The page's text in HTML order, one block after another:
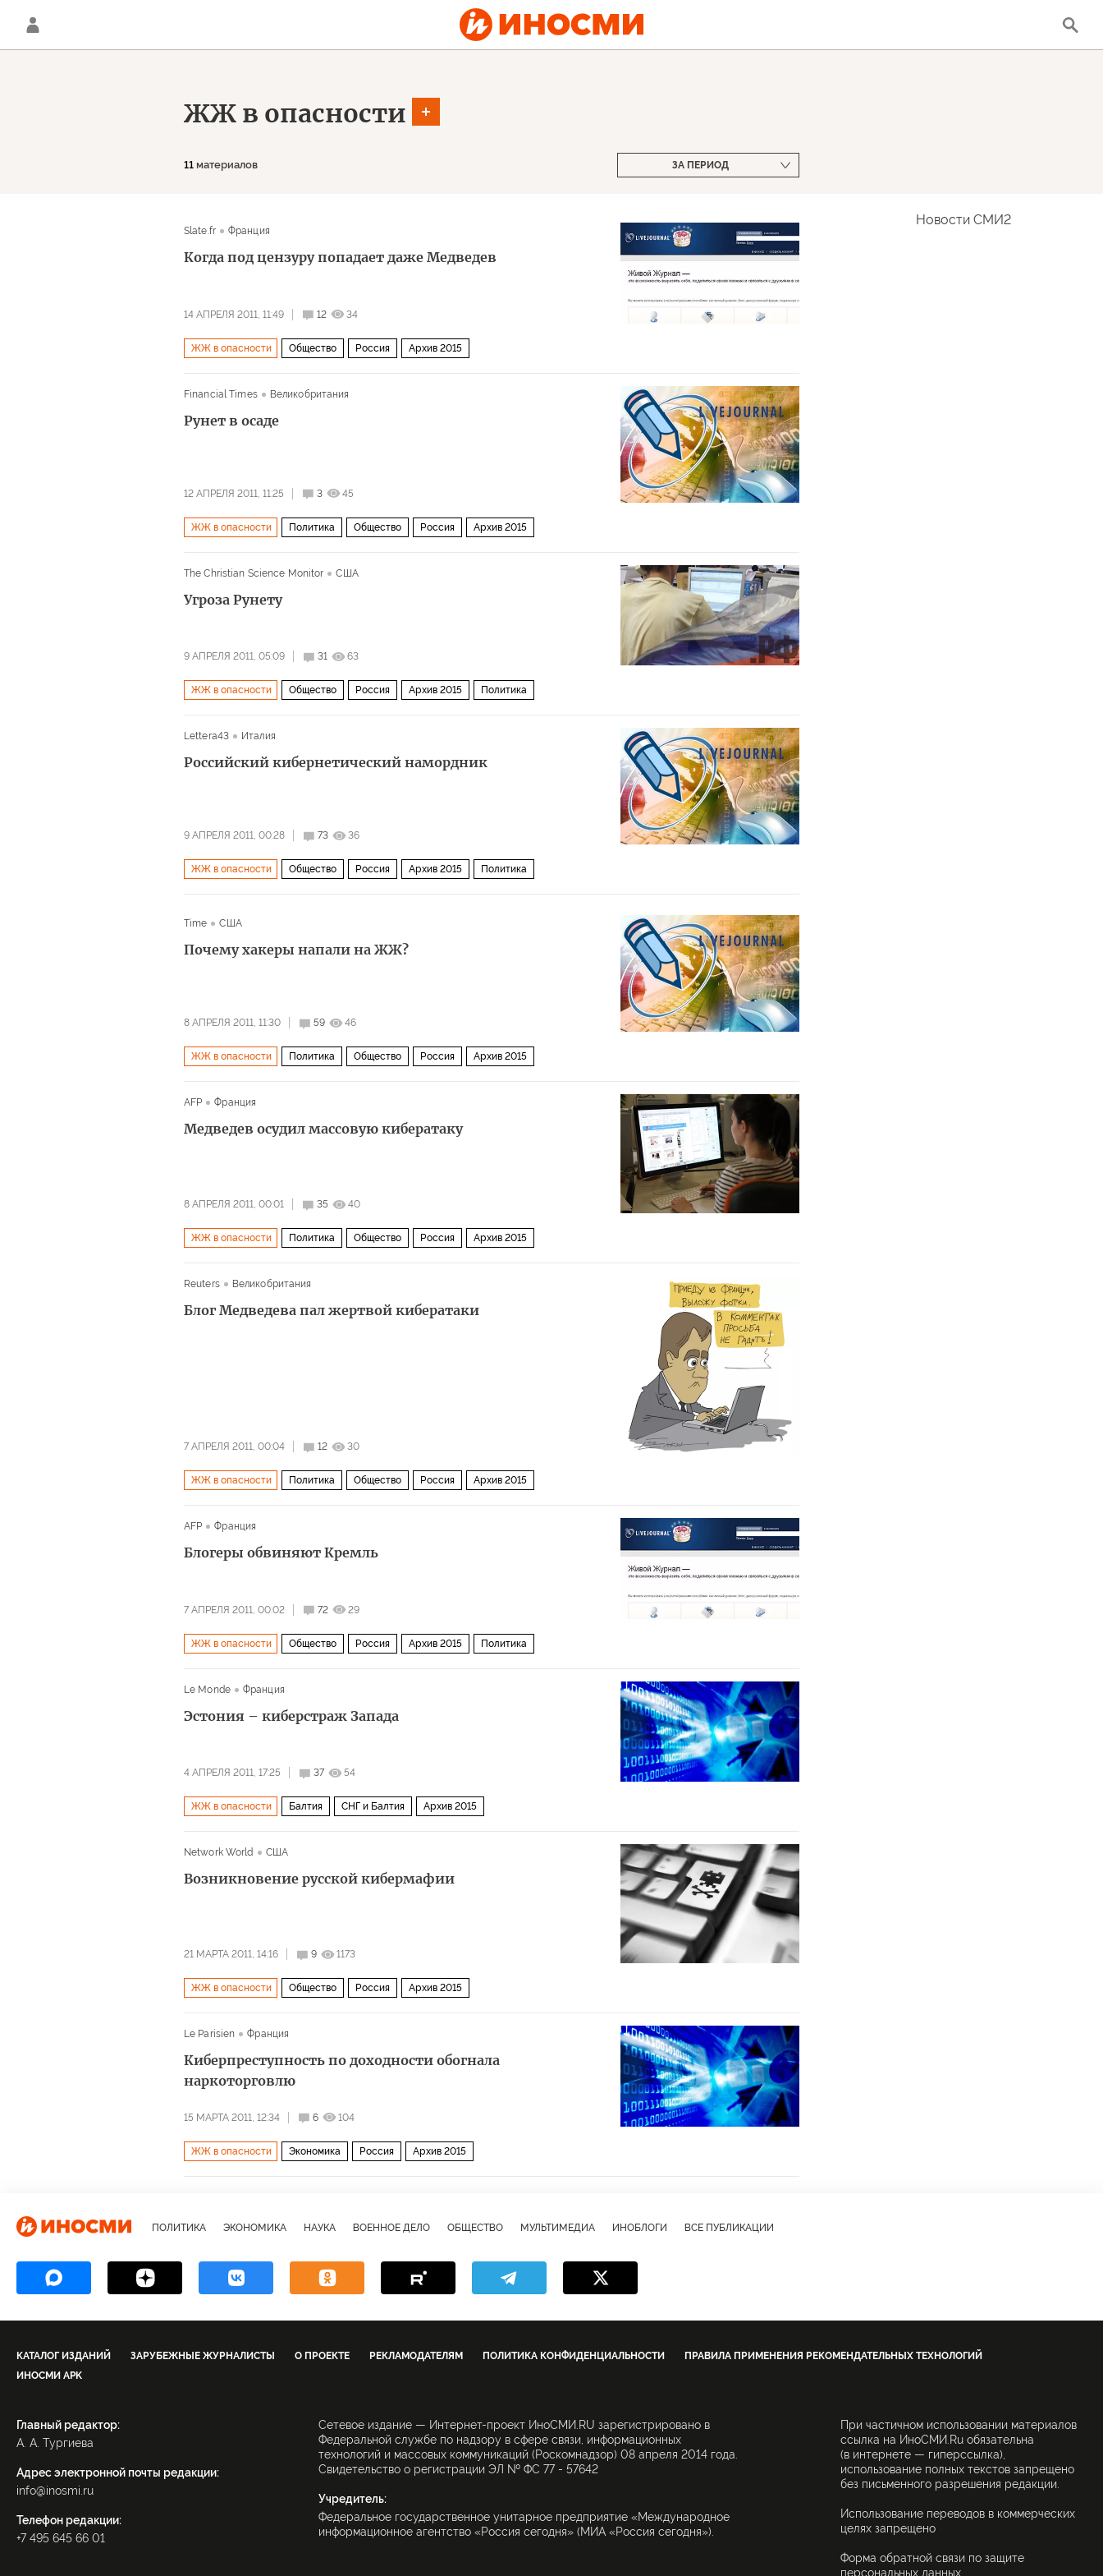
ЖЖ в опасности
11 материалов ЗА ПЕРИОД
Slate.fr Франция
Когда под цензуру попадает даже Медведев
14 АПРЕЛЯ 2011, 11:49 12 34
ЖЖ в опасности Общество Россия Архив 2015
Financial Times Великобритания
Рунет в осаде
12 АПРЕЛЯ 2011, 11:25 3 45
ЖЖ в опасности Политика Общество Россия Архив 2015
The Christian Science Monitor США
Угроза Рунету
9 АПРЕЛЯ 2011, 05:09 31 63
ЖЖ в опасности Общество Россия Архив 2015 Политика
Lettera43 Италия
Российский кибернетический намордник
9 АПРЕЛЯ 2011, 00:28 73 36
ЖЖ в опасности Общество Россия Архив 2015 Политика
Time США
Почему хакеры напали на ЖЖ?
8 АПРЕЛЯ 2011, 11:30 59 46
ЖЖ в опасности Политика Общество Россия Архив 2015
AFP Франция
Медведев осудил массовую кибератаку
8 АПРЕЛЯ 2011, 00:01 35 40
ЖЖ в опасности Политика Общество Россия Архив 2015
Reuters Великобритания
Блог Медведева пал жертвой кибератаки
7 АПРЕЛЯ 2011, 00:04 12 30
ЖЖ в опасности Политика Общество Россия Архив 2015
AFP Франция
Блогеры обвиняют Кремль
7 АПРЕЛЯ 2011, 00:02 72 29
ЖЖ в опасности Общество Россия Архив 2015 Политика
Le Monde Франция
Эстония – киберстраж Запада
4 АПРЕЛЯ 2011, 17:25 37 54
ЖЖ в опасности Балтия СНГ и Балтия Архив 2015
Network World США
Возникновение русской кибермафии
21 МАРТА 2011, 14:16 9 1173
ЖЖ в опасности Общество Россия Архив 2015
Le Parisien Франция
Киберпреступность по доходности обогнала
наркоторговлю
15 МАРТА 2011, 12:34 6 104
ЖЖ в опасности Экономика Россия Архив 2015
Новости СМИ2
ПОЛИТИКА ЭКОНОМИКА НАУКА ВОЕННОЕ ДЕЛО ОБЩЕСТВО МУЛЬТИМЕДИА ИНОБЛОГИ ВСЕ ПУБЛИКАЦИИ
КАТАЛОГ ИЗДАНИЙ ЗАРУБЕЖНЫЕ ЖУРНАЛИСТЫ О ПРОЕКТЕ РЕКЛАМОДАТЕЛЯМ ПОЛИТИКА КОНФИДЕНЦИАЛЬНОСТИ
ПРАВИЛА ПРИМЕНЕНИЯ РЕКОМЕНДАТЕЛЬНЫХ ТЕХНОЛОГИЙ
ИНОСМИ APK
Главный редактор:
А. А. Тургиева
Адрес электронной почты редакции:
info@inosmi.ru
Телефон редакции:
+7 495 645 66 01
Сетевое издание — Интернет-проект ИноСМИ.RU зарегистрировано в
Федеральной службе по надзору в сфере связи, информационных
технологий и массовых коммуникаций (Роскомнадзор) 08 апреля 2014 года.
Свидетельство о регистрации ЭЛ № ФС 77 - 57642
Учредитель:
Федеральное государственное унитарное предприятие «Международное
информационное агентство «Россия сегодня» (МИА «Россия сегодня»).
При частичном использовании материалов
ссылка на ИноСМИ.Ru обязательна
(в интернете — гиперссылка),
использование полных текстов запрещено
без письменного разрешения редакции.
Использование переводов в коммерческих
целях запрещено
Форма обратной связи по защите
персональных данных